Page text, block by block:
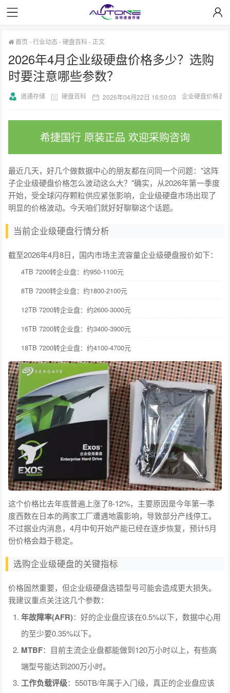
首页 -行业动态-硬盘百科- 正文
2026年4月企业级硬盘价格多少？选购
时要注意哪些参数？
道通存储 硬盘百科 2026年04月22日 16:50:03 企业硬盘价格表
希捷国行 原装正品 欢迎采购咨询
最近几天，好几个做数据中心的朋友都在问同一个问题："这阵
子企业级硬盘价格怎么波动这么大？"确实，从2026年第一季度
开始，受全球闪存颗粒供应紧张影响，企业级硬盘市场出现了
明显的价格波动。今天咱们就好好聊聊这个话题。
当前企业级硬盘行情分析
截至2026年4月8日，国内市场主流容量企业级硬盘报价如下：
4TB 7200转企业盘：约950-1100元
8TB 7200转企业盘：约1800-2100元
12TB 7200转企业盘：约2600-3000元
16TB 7200转企业盘：约3400-3900元
18TB 7200转企业盘：约4100-4700元
这个价格比去年底普遍上涨了8-12%，主要原因是今年第一季
度西数在日本的两家工厂遭遇地震影响，导致部分产线停工。
不过据业内消息，4月中旬开始产能已经在逐步恢复，预计5月
份价格会趋于稳定。
选购企业级硬盘的关键指标
价格固然重要，但企业级硬盘选错型号可能会造成更大损失。
我建议重点关注这几个参数：
年故障率(AFR)：好的企业盘应该在0.5%以下，数据中心用
的至少要0.35%以下。
MTBF：目前主流企业盘都能做到120万小时以上，有些高
端型号能达到200万小时。
工作负载评级：550TB/年属于入门级，真正的企业盘应该